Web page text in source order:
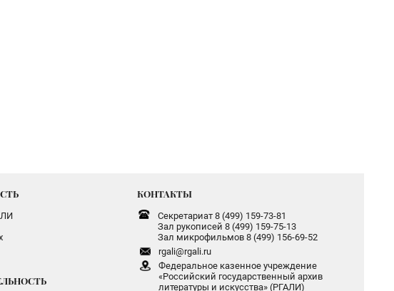
КОНТАКТЫ
Секретариат 8 (499) 159-73-81
Зал рукописей 8 (499) 159-75-13
Зал микрофильмов 8 (499) 156-69-52
rgali@rgali.ru
Федеральное казенное учреждение
«Российский государственный архив
литературы и искусства» (РГАЛИ)